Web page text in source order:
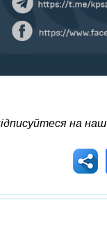
на наш